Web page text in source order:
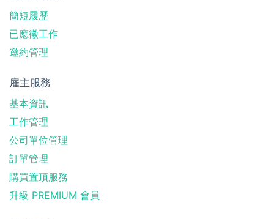
簡短履歷
已應徵工作
邀約管理
雇主服務
基本資訊
工作管理
公司單位管理
訂單管理
購買置頂服務
升級 PREMIUM 會員